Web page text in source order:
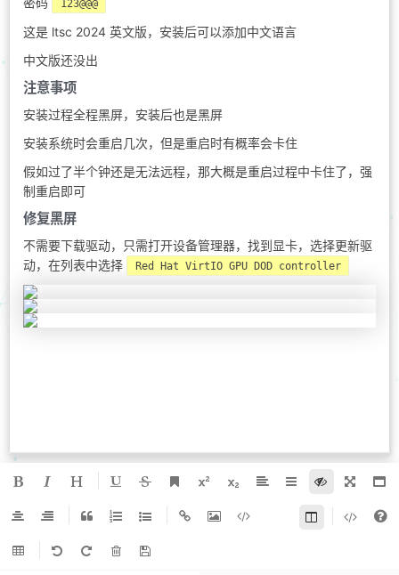
123@@@
这是 ltsc 2024 英文版，安装后可以添加中文语言
中文版还没出
注意事项
安装过程全程黑屏，安装后也是黑屏
安装系统时会重启几次，但是重启时有概率会卡住
假如过了半个钟还是无法远程，那大概是重启过程中卡住了，强
制重启即可
修复黑屏
不需要下载驱动，只需打开设备管理器，找到显卡，选择更新驱
动，在列表中选择
Red Hat VirtIO GPU DOD controller